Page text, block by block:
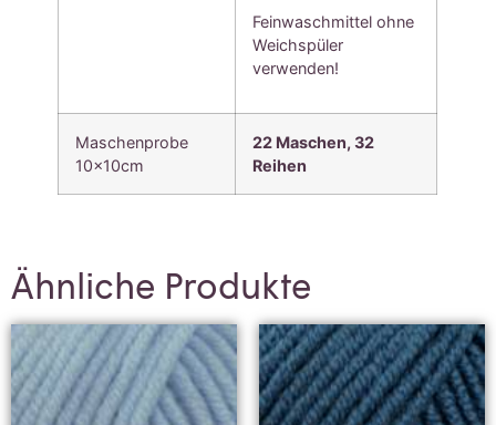
Feinwaschmittel ohne
Weichspüler
verwenden!
Maschenprobe
10x10cm
22 Maschen, 32
Reihen
Ähnliche Produkte